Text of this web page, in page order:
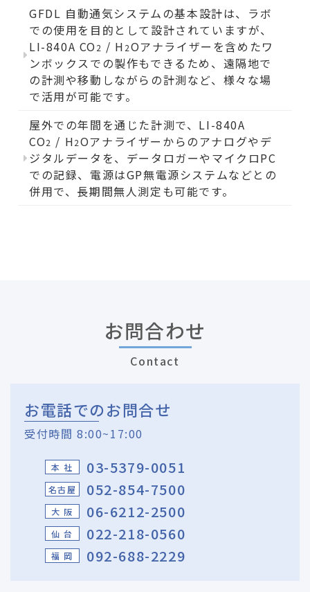
GFDL 自動通気システムの基本設計は、ラボ
での使用を目的として設計されていますが、
LI-840A CO 2 / H 2Oアナライザーを含めたワ
ンボックスでの製作もできるため、遠隔地で
の計測や移動しながらの計測など、様々な場
で活用が可能です。
屋外での年間を通じた計測で、LI-840A
CO2 / H2Oアナライザーからのアナログやデ
ジタルデータを、データロガーやマイクロPC
での記録、電源はGP無電源システムなどとの
併用で、長期間無人測定も可能です。
お問合わせ
Contact
お電話でのお問合せ
受付時間 8:00~17:00
本 社 03-5379-0051
名古屋 052-854-7500
大 阪 06-6212-2500
仙 台 022-218-0560
福 岡 092-688-2229